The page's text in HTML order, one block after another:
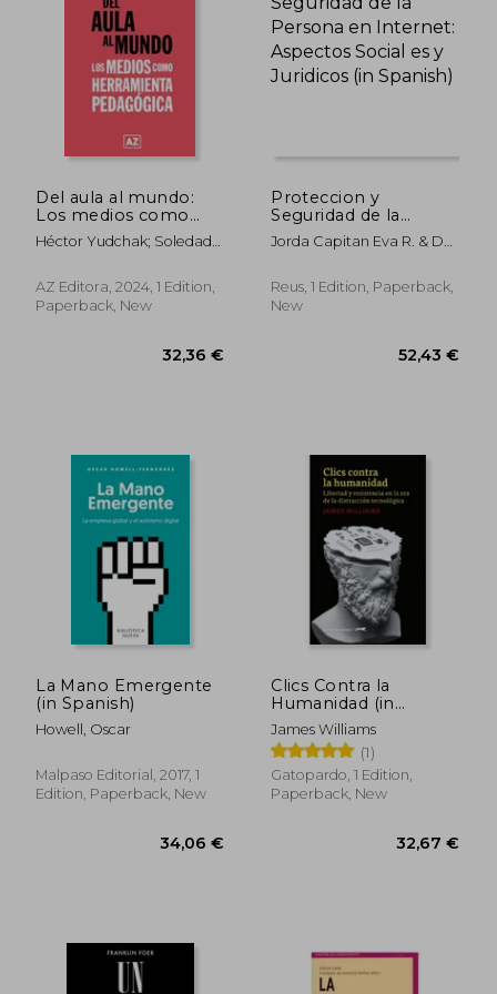
43,87 €
Del aula al mundo:
Los medios como
herramienta
pedagógica (in
Héctor Yudchak; Soledad
AZ Editora, 2024, 1 Edition,
Paperback, New
Proteccion y
Seguridad de la
Persona en Internet:
Aspectos Social es y
Jorda Capitan Eva R. & De
Reus, 1 Edition, Paperback,
New
La Mano Emergente
(in Spanish)
Howell, Oscar
Malpaso Editorial, 2017, 1
Edition, Paperback, New
Clics Contra la
Humanidad (in
Spanish)James Williams
(1)
Gatopardo, 1 Edition,
Paperback, New